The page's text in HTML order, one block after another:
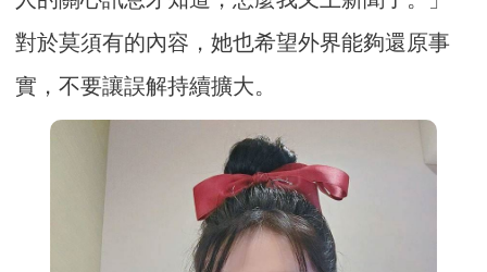
對於莫須有的內容，她也希望外界能夠還原事
實，不要讓誤解持續擴大。